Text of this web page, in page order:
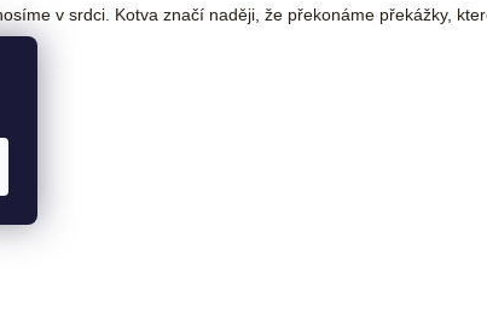
v srdci. Kotva značí naději, že překonáme překážky,